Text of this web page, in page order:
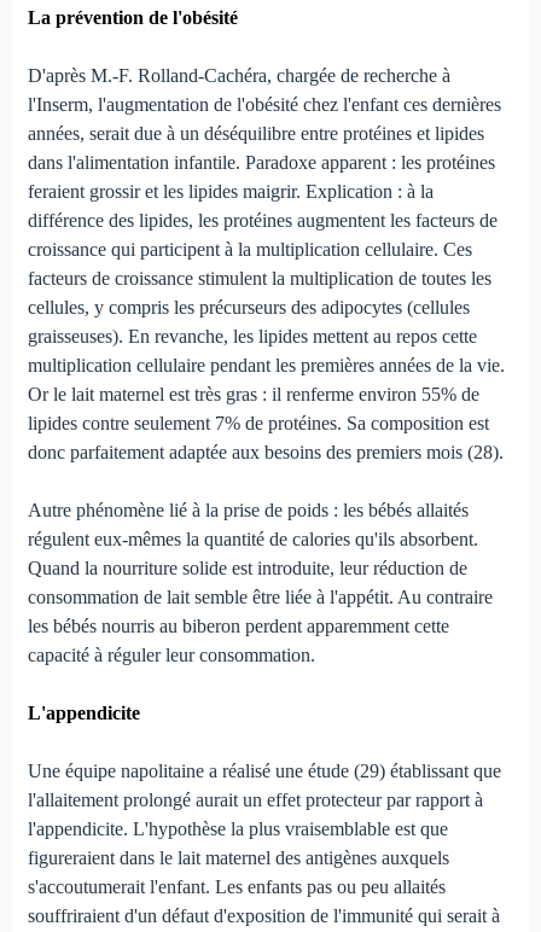
La prévention de l'obésité
D'après M.-F. Rolland-Cachéra, chargée de recherche à
l'Inserm, l'augmentation de l'obésité chez l'enfant ces dernières
années, serait due à un déséquilibre entre protéines et lipides
dans l'alimentation infantile. Paradoxe apparent : les protéines
feraient grossir et les lipides maigrir. Explication : à la
différence des lipides, les protéines augmentent les facteurs de
croissance qui participent à la multiplication cellulaire. Ces
facteurs de croissance stimulent la multiplication de toutes les
cellules, y compris les précurseurs des adipocytes (cellules
graisseuses). En revanche, les lipides mettent au repos cette
multiplication cellulaire pendant les premières années de la vie.
Or le lait maternel est très gras : il renferme environ 55% de
lipides contre seulement 7% de protéines. Sa composition est
donc parfaitement adaptée aux besoins des premiers mois (28).
Autre phénomène lié à la prise de poids : les bébés allaités
régulent eux-mêmes la quantité de calories qu'ils absorbent.
Quand la nourriture solide est introduite, leur réduction de
consommation de lait semble être liée à l'appétit. Au contraire
les bébés nourris au biberon perdent apparemment cette
capacité à réguler leur consommation.
L'appendicite
Une équipe napolitaine a réalisé une étude (29) établissant que
l'allaitement prolongé aurait un effet protecteur par rapport à
l'appendicite. L'hypothèse la plus vraisemblable est que
figureraient dans le lait maternel des antigènes auxquels
s'accoutumerait l'enfant. Les enfants pas ou peu allaités
souffriraient d'un défaut d'exposition de l'immunité qui serait à